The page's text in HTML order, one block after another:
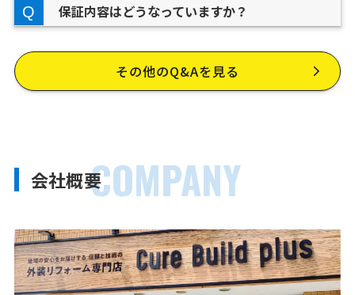
保証内容はどうなっていますか？
その他のQ&Aを見る
COMPANY
会社概要